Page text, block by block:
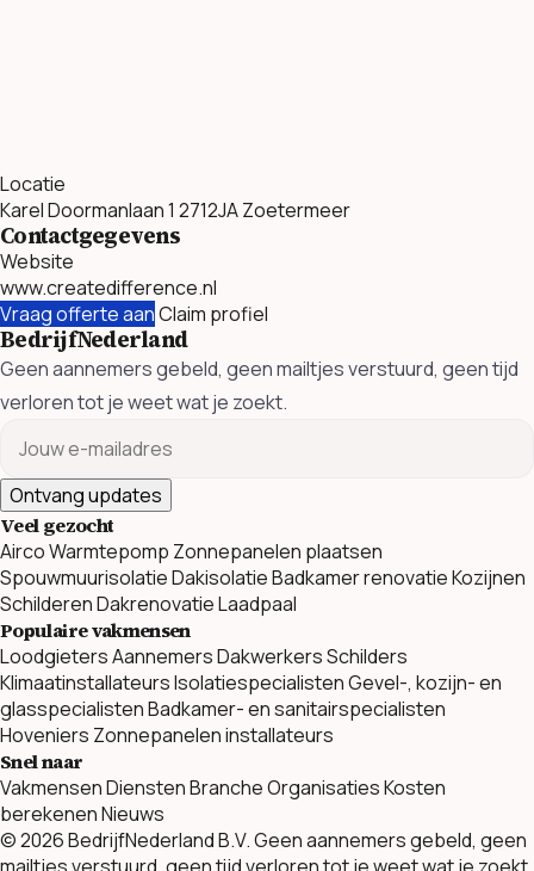
Locatie
Karel Doormanlaan 1 2712JA Zoetermeer
Contactgegevens
Website
www.createdifference.nl
Vraag offerte aanClaim profiel
BedrijfNederland
Geen aannemers gebeld, geen mailtjes verstuurd, geen tijd
verloren tot je weet wat je zoekt.
Ontvang updates
Veel gezocht
AircoWarmtepomp Zonnepanelen plaatsen
SpouwmuurisolatieDakisolatieBadkamer renovatieKozijnen
SchilderenDakrenovatieLaadpaal
Populaire vakmensen
LoodgietersAannemersDakwerkersSchilders
KlimaatinstallateursIsolatiespecialistenGevel-, kozijn- en
glasspecialistenBadkamer- en sanitairspecialisten
Hoveniers Zonnepanelen installateurs
Snel naar
VakmensenDienstenBranche OrganisatiesKosten
berekenenNieuws
© 2026 BedrijfNederland B.V. Geen aannemers gebeld, geen